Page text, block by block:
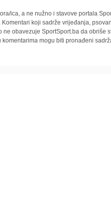
ica, a ne nužno i stavove portala
koji sadrže vrijeđanja,
obavezuje SportSport.ba da obriše
mogu biti pronađeni